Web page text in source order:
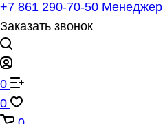
+7 861 290-70-50 Менеджер
Заказать звонок
0
0